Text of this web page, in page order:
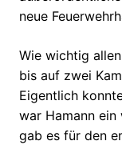
neue
Wie wichtig
bis auf zwei
Eigentlich
war Hamann
gab es für den